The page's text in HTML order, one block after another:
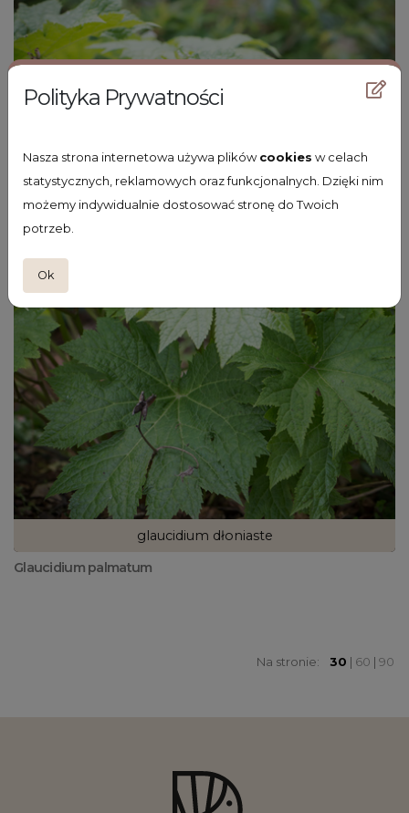
Polityka Prywatności
Nasza strona internetowa używa plikówcookies w celach
statystycznych, reklamowych oraz funkcjonalnych. Dzięki nim
możemy indywidualnie dostosować stronę do Twoich
potrzeb.
Ok
glaucidium dłoniaste
Glaucidium palmatum
Na stronie: 30 | 60 | 90